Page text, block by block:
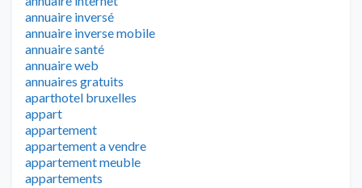
annuaire inversé
annuaire inverse mobile
annuaire santé
annuaire web
annuaires gratuits
aparthotel bruxelles
appart
appartement
appartement a vendre
appartement meuble
appartements